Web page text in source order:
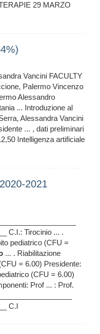
29 MARZO
Vancini FACULTY
Palermo Vincenzo
Alessandro
... Introduzione al
Alessandra Vancini
... , dati preliminari
Intelligenza artificiale
2021
C.I.: Tirocinio ... .
pediatrico (CFU =
... . Riabilitazione
= 6.00) Presidente:
(CFU = 6.00)
Prof ... : Prof.
C.I